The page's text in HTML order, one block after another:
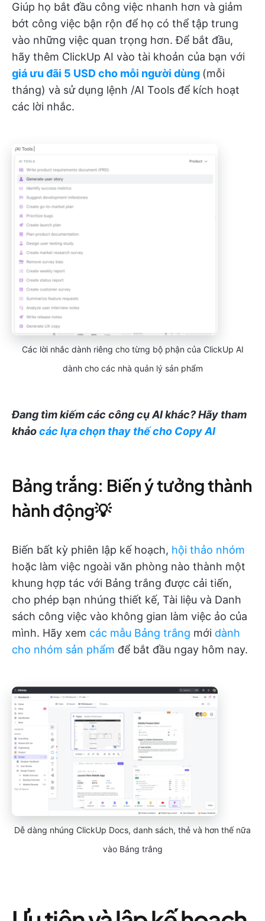
Giúp họ bắt đầu công việc nhanh hơn và giảm
bớt công việc bận rộn để họ có thể tập trung
vào những việc quan trọng hơn. Để bắt đầu,
hãy thêm ClickUp AI vào tài khoản của bạn với
giá ưu đãi 5 USD cho mỗi người dùng (mỗi
tháng) và sử dụng lệnh /AI Tools để kích hoạt
các lời nhắc.
Các lời nhắc dành riêng cho từng bộ phận của ClickUp AI
dành cho các nhà quản lý sản phẩm
Đang tìm kiếm các công cụ AI khác? Hãy tham
khảocác lựa chọn thay thế cho Copy AI
Bảng trắng: Biến ý tưởng thành
hành động💡
Biến bất kỳ phiên lập kế hoạch, hội thảo nhóm
hoặc làm việc ngoài văn phòng nào thành một
khung hợp tác với Bảng trắng được cải tiến,
cho phép bạn nhúng thiết kế, Tài liệu và Danh
sách công việc vào không gian làm việc ảo của
mình. Hãy xem các mẫu Bảng trắng mới dành
cho nhóm sản phẩm để bắt đầu ngay hôm nay.
Dễ dàng nhúng ClickUp Docs, danh sách, thẻ và hơn thế nữa
vào Bảng trắng